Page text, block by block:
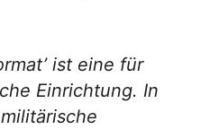
ist eine für
Einrichtung. In